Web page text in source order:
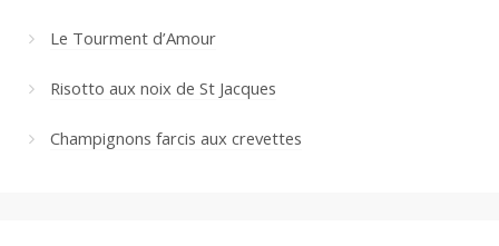
Le Tourment d’Amour
Risotto aux noix de St Jacques
Champignons farcis aux crevettes